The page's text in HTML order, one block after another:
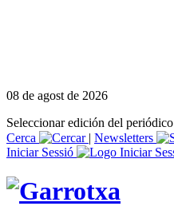
08 de agost de 2026
Seleccionar edición del periódico
Cerca
| Newsletters
Iniciar Sessió